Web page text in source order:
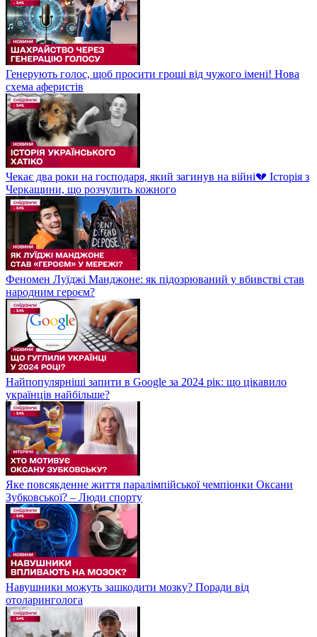
Генерують голос, щоб просити гроші від чужого імені! Нова
схема аферистів
Чекає два роки на господаря, який загинув на війні💔 Історія з
Черкащини, що розчулить кожного
Феномен Луїджі Манджоне: як підозрюваний у вбивстві став
народним героєм?
Найпопулярніші запити в Google за 2024 рік: що цікавило
українців найбільше?
Яке повсякденне життя паралімпійської чемпіонки Оксани
Зубковської? – Люди спорту
Навушники можуть зашкодити мозку? Поради від
отоларинголога